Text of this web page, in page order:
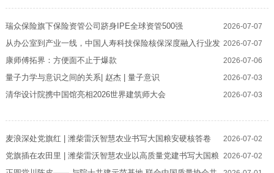
2026-07-07
瑞众保险旗下保险资管公司跻身IPE全球资管500强
2026-07-07
从办公室到产业一线，中国人寿科技保险核保深度融入行业发
展
2026-07-06
康师傅拓界：方便面不止于爆款
2026-07-03
量子力学与意识之间的关系| 赵杰 | 量子意识
2026-07-03
清华设计院携中国馆亮相2026世界建筑师大会
2026-07-02
麦浪深处党旗红 | 潍柴雷沃智慧农业书写大国粮安硬核答卷
2026-07-02
党旗插在农田里 | 潍柴雷沃智慧农业以高质量党建书写大国粮